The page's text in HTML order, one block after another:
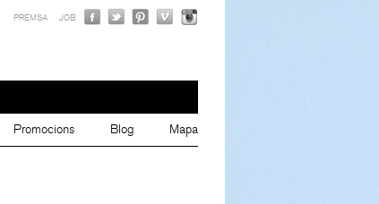
PREMSA JOB
Promocions Blog Mapa